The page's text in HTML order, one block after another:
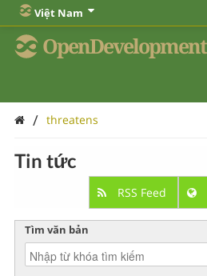
Việt Nam
OpenDevelopment
/ threatens
Tin tức
RSS Feed
Tìm văn bản